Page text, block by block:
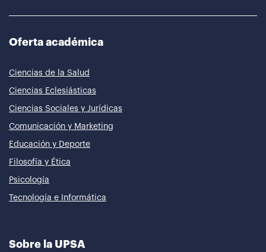
Oferta académica
Ciencias de la Salud
Ciencias Eclesiásticas
Ciencias Sociales y Jurídicas
Comunicación y Marketing
Educación y Deporte
Filosofía y Ética
Psicología
Tecnología e Informática
Sobre la UPSA